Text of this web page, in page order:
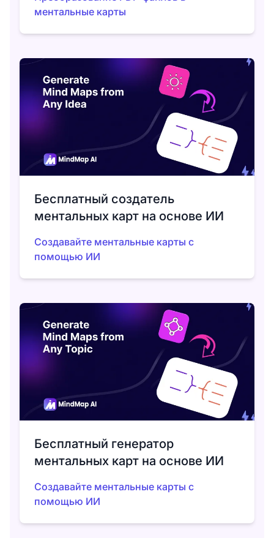
ментальные карты
Бесплатный создатель
ментальных карт на основе ИИ
Создавайте ментальные карты с
помощью ИИ
Бесплатный генератор
ментальных карт на основе ИИ
Создавайте ментальные карты с
помощью ИИ